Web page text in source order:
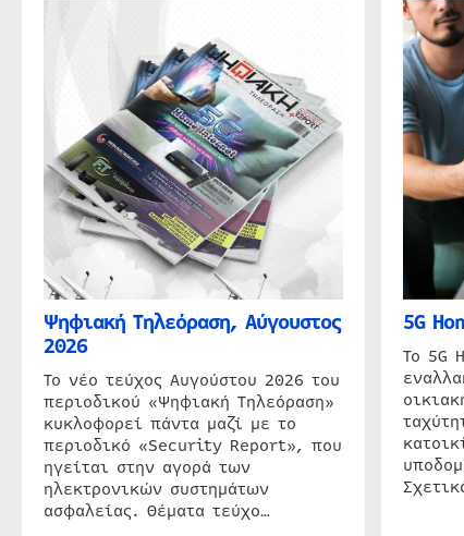
Ψηφιακή Τηλεόραση, Αύγουστος
2026
Το νέο τεύχος Αυγούστου 2026 του
περιοδικού «Ψηφιακή Τηλεόραση»
κυκλοφορεί πάντα μαζί με το
περιοδικό «Security Report», που
ηγείται στην αγορά των
ηλεκτρονικών συστημάτων
ασφαλείας. Θέματα τεύχο…
5G
Το 5G